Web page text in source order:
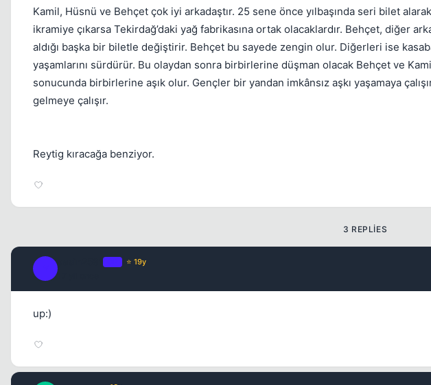
Kamil, Hüsnü ve Behçet çok iyi arkadaştır. 25 sene önce yılbaşında seri bilet
ikramiye çıkarsa Tekirdağ’daki yağ fabrikasına ortak olacaklardır. Behçet, diğer
aldığı başka bir biletle değiştirir. Behçet bu sayede zengin olur. Diğerleri ise
yaşamlarını sürdürür. Bu olaydan sonra birbirlerine düşman olacak Behçet ve
sonucunda birbirlerine aşık olur. Gençler bir yandan imkânsız aşkı yaşamaya
gelmeye çalışır.
Reytig kıracağa benziyor.
3 REPLIES
⭐ 19y
up:)